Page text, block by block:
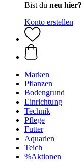
Bist du neu hier?
Konto erstellen
Marken
Pflanzen
Bodengrund
Einrichtung
Technik
Pflege
Futter
Aquarien
Teich
%Aktionen